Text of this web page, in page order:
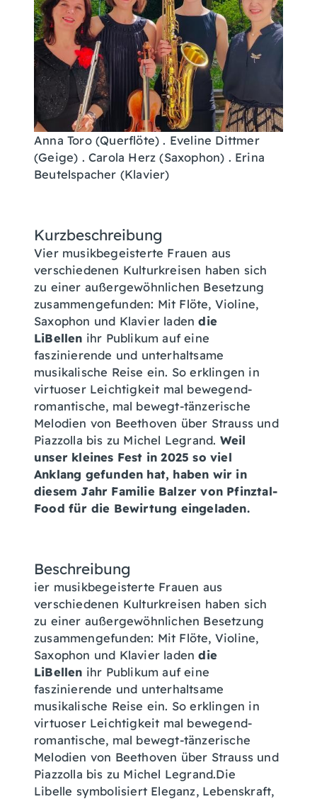
Anna Toro (Querflöte) . Eveline Dittmer
(Geige) . Carola Herz (Saxophon) . Erina
Beutelspacher (Klavier)
Kurzbeschreibung
Vier musikbegeisterte Frauen aus
verschiedenen Kulturkreisen haben sich
zu einer außergewöhnlichen Besetzung
zusammengefunden: Mit Flöte, Violine,
Saxophon und Klavier ladendie
LiBellen ihr Publikum auf eine
faszinierende und unterhaltsame
musikalische Reise ein. So erklingen in
virtuoser Leichtigkeit mal bewegend-
romantische, mal bewegt-tänzerische
Melodien von Beethoven über Strauss und
Piazzolla bis zu Michel Legrand. Weil
unser kleines Fest in 2025 so viel
Anklang gefunden hat, haben wir in
diesem Jahr Familie Balzer von Pfinztal-
Food für die Bewirtung eingeladen.
Beschreibung
ier musikbegeisterte Frauen aus
verschiedenen Kulturkreisen haben sich
zu einer außergewöhnlichen Besetzung
zusammengefunden: Mit Flöte, Violine,
Saxophon und Klavier ladendie
LiBellen ihr Publikum auf eine
faszinierende und unterhaltsame
musikalische Reise ein. So erklingen in
virtuoser Leichtigkeit mal bewegend-
romantische, mal bewegt-tänzerische
Melodien von Beethoven über Strauss und
Piazzolla bis zu Michel Legrand.Die
Libelle symbolisiert Eleganz, Lebenskraft,